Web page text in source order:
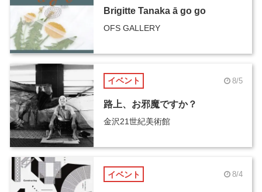
Brigitte Tanaka ā go go
OFS GALLERY
イベント 8/5
路上、お邪魔ですか？
金沢21世紀美術館
イベント 8/4